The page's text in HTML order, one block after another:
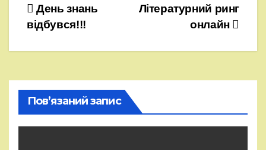
Навігація
записів
Літературний ринг
онлайн
День знань
відбувся!!!
Пов’язаний запис